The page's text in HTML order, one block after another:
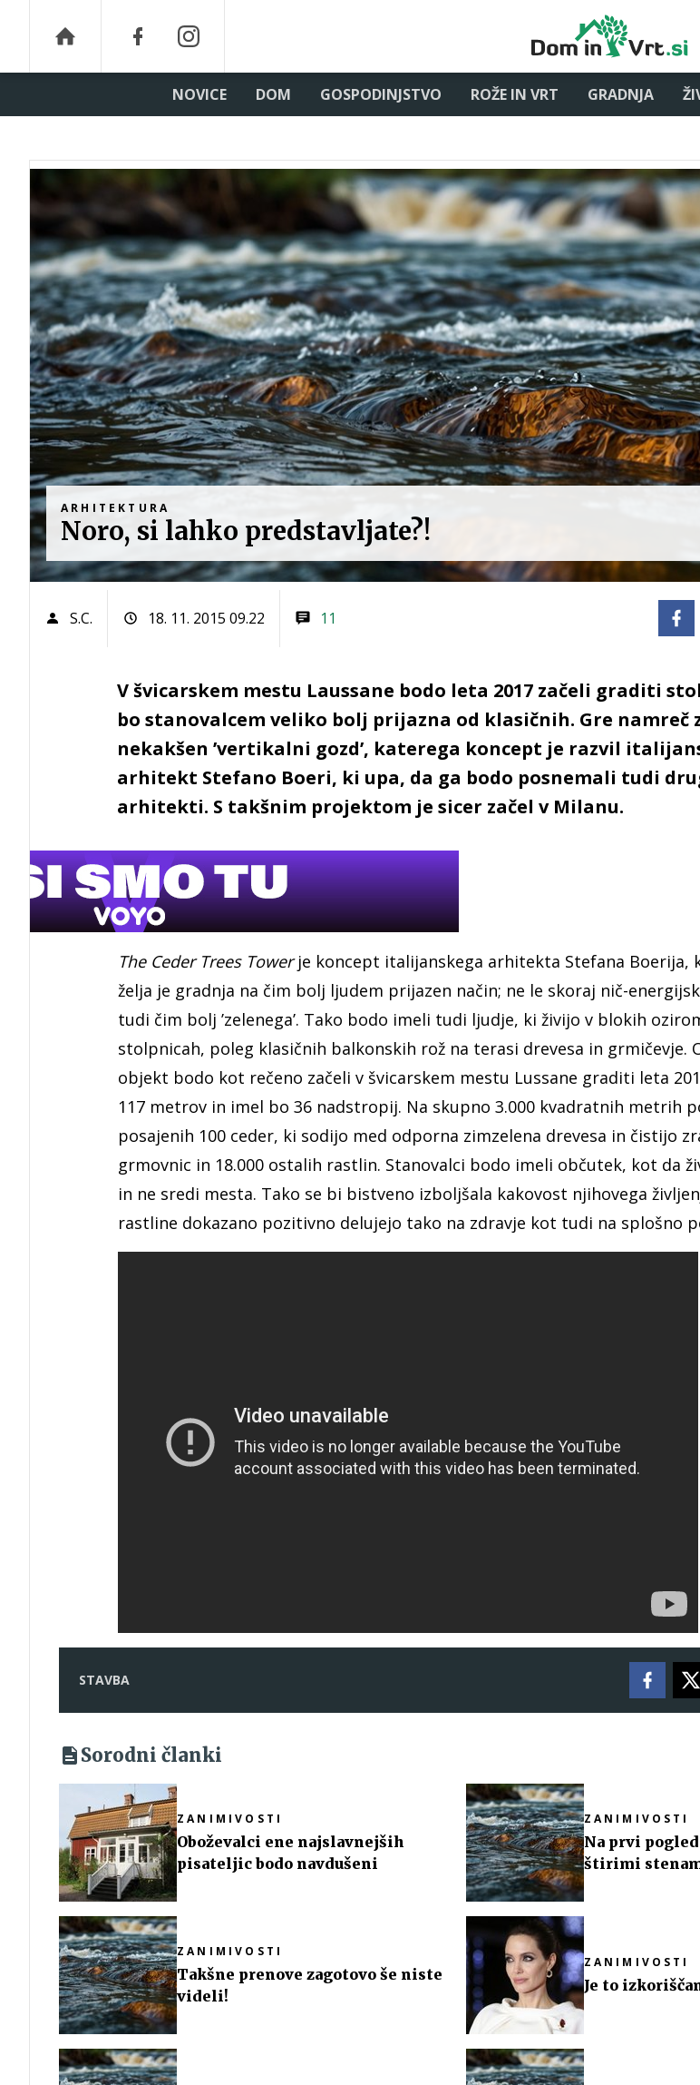
NOVICE DOM GOSPODINJSTVO ROŽE IN VRT GRADNJA
ARHITEKTURA
Noro, si lahko predstavljate?!
S.C. 18. 11. 2015 09.22 11
V švicarskem mestu Laussane bodo leta 2017 začeli graditi
bo stanovalcem veliko bolj prijazna od klasičnih. Gre namreč
nekakšen ’vertikalni gozd’, katerega koncept je razvil
arhitekt Stefano Boeri, ki upa, da ga bodo posnemali tudi
arhitekti. S takšnim projektom je sicer začel v Milanu.
The Ceder Trees Towerje koncept italijanskega arhitekta Stefana Boerija,
želja je gradnja na čim bolj ljudem prijazen način; ne le skoraj nič-
tudi čim bolj ’zelenega’. Tako bodo imeli tudi ljudje, ki živijo v blokih
stolpnicah, poleg klasičnih balkonskih rož na terasi drevesa in grmičevje.
objekt bodo kot rečeno začeli v švicarskem mestu Lussane graditi leta
117 metrov in imel bo 36 nadstropij. Na skupno 3.000 kvadratnih metrih
posajenih 100 ceder, ki sodijo med odporna zimzelena drevesa in čistijo
grmovnic in 18.000 ostalih rastlin. Stanovalci bodo imeli občutek, kot da
in ne sredi mesta. Tako se bi bistveno izboljšala kakovost njihovega
rastline dokazano pozitivno delujejo tako na zdravje kot tudi na splošno
STAVBA
Sorodni članki
ZANIMIVOSTI
Oboževalci ene najslavnejših
pisateljic bodo navdušeni
ZANIMIVOSTI
Na prvi pogled
štirimi
ZANIMIVOSTI
Takšne prenove zagotovo še niste
videli!
ZANIMIVOSTI
Je to